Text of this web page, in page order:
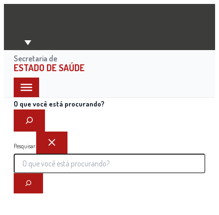
Ir
conteúdo
Secretaria de
ESTADO DE SAÚDE
O que você está procurando?
Pesquisar